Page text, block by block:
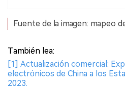
Fuente de la imagen: mapeo
También lea:
[1] Actualización comercial:
electrónicos de China a los
2023.